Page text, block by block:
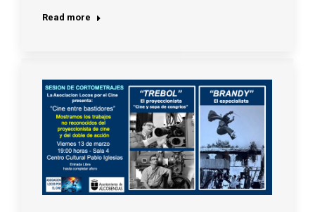
Read more